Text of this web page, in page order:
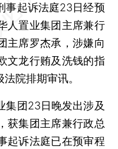
事起诉法庭23日经预
人置业集团主席兼行
主席罗杰承，涉嫌向
文龙行贿及洗钱的指
院排期审讯。
团23日晚发出涉及
获集团主席兼行政总
起诉法庭已在预审程